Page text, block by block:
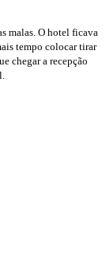
malas. O hotel ficava
tempo colocar tirar
chegar a recepção